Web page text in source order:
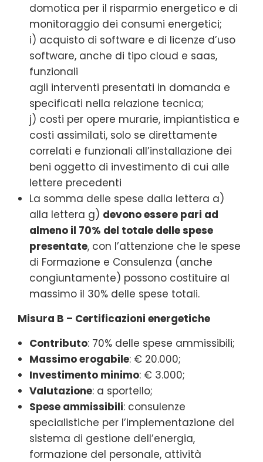
domotica per il risparmio energetico e di
monitoraggio dei consumi energetici;
i) acquisto di software e di licenze d’uso
software, anche di tipo cloud e saas,
funzionali
agli interventi presentati in domanda e
specificati nella relazione tecnica;
j) costi per opere murarie, impiantistica e
costi assimilati, solo se direttamente
correlati e funzionali all’installazione dei
beni oggetto di investimento di cui alle
lettere precedenti
La somma delle spese dalla lettera a)
alla lettera g) devono essere pari ad
almeno il 70% del totale delle spese
presentate, con l’attenzione che le spese
di Formazione e Consulenza (anche
congiuntamente) possono costituire al
massimo il 30% delle spese totali.
Misura B – Certificazioni energetiche
Contributo: 70% delle spese ammissibili;
Massimo erogabile: € 20.000;
Investimento minimo: € 3.000;
Valutazione: a sportello;
Spese ammissibili: consulenze
specialistiche per l’implementazione del
sistema di gestione dell’energia,
formazione del personale, attività